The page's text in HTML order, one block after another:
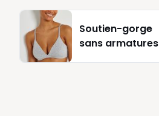
Soutien-gorge
sans armatures